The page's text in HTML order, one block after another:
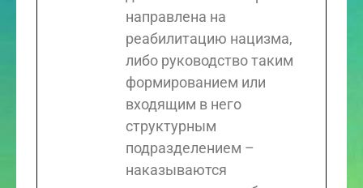
направлена на
реабилитацию нацизма,
либо руководство таким
формированием или
входящим в него
структурным
подразделением –
наказываются